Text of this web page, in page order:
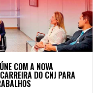
COM A NOVA
DO CNJ PARA